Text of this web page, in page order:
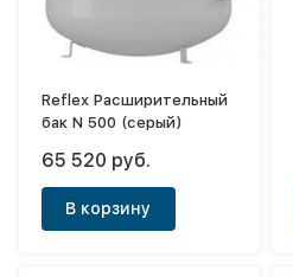
Reflex Расширительный
бак N 500 (серый)
65 520 руб.
В корзину